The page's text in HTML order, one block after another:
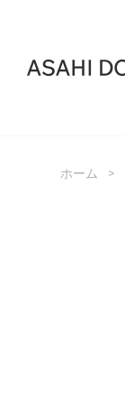
ホーム >